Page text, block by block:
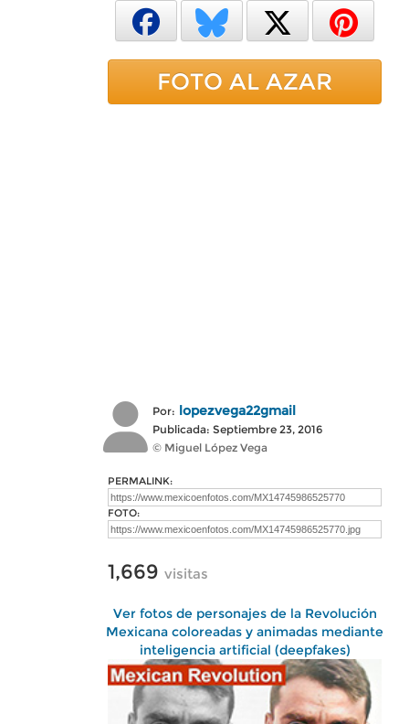
FOTO AL AZAR
Por: lopezvega22gmail
Publicada: Septiembre 23, 2016
© Miguel López Vega
PERMALINK:
FOTO:
1,669 visitas
Ver fotos de personajes de la Revolución
Mexicana coloreadas y animadas mediante
inteligencia artificial (deepfakes)